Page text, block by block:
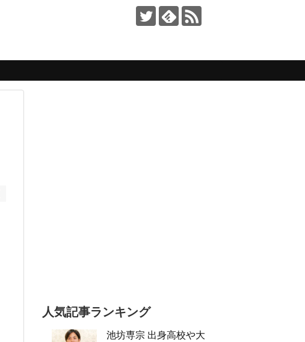
人気記事ランキング
池坊専宗 出身高校や大